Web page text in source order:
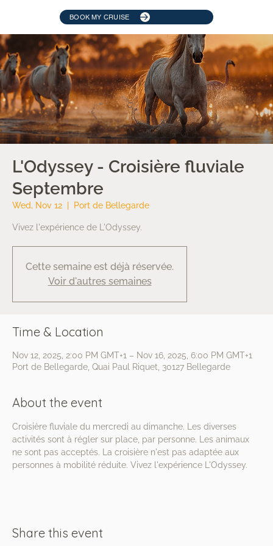
BOOK MY CRUISE
L'Odyssey - Croisière fluviale
Septembre
Wed, Nov 12 Port de Bellegarde
Vivez l'expérience de L'Odyssey.
Cette semaine est déjà réservée.
Voir d'autres semaines
Time & Location
Nov 12, 2025, 2:00 PM GMT+1 – Nov 16, 2025, 6:00 PM GMT+1
Port de Bellegarde, Quai Paul Riquet, 30127 Bellegarde
About the event
Croisière fluviale du mercredi au dimanche. Les diverses
activités sont à régler sur place, par personne. Les animaux
ne sont pas acceptés. La croisière n'est pas adaptée aux
personnes à mobilité réduite. Vivez l'expérience L'Odyssey.
Share this event